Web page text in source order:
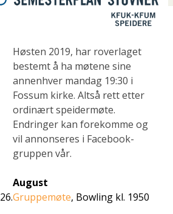
Høsten 2019, har roverlaget
bestemt å ha møtene sine
annenhver mandag 19:30 i
Fossum kirke. Altså rett etter
ordinært speidermøte.
Endringer kan forekomme og
vil annonseres i Facebook-
gruppen vår.
August
26.Gruppemøte, Bowling kl. 1950